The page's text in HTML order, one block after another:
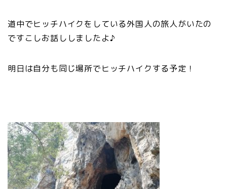
道中でヒッチハイクをしている外国人の旅人がいたの
ですこしお話ししましたよ♪
明日は自分も同じ場所でヒッチハイクする予定！